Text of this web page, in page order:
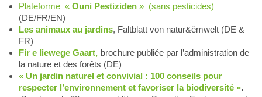
Plateforme « Ouni Pestiziden » (sans pesticides)
(DE/FR/EN)
Les animaux au jardins, Faltblatt von natur&ëmwelt (DE &
FR)
Fir e liewege Gaart, brochure publiée par l’administration de
la nature et des forêts (DE)
« Un jardin naturel et convivial : 100 conseils pour
respecter l’environnement et favoriser la biodiversité ».